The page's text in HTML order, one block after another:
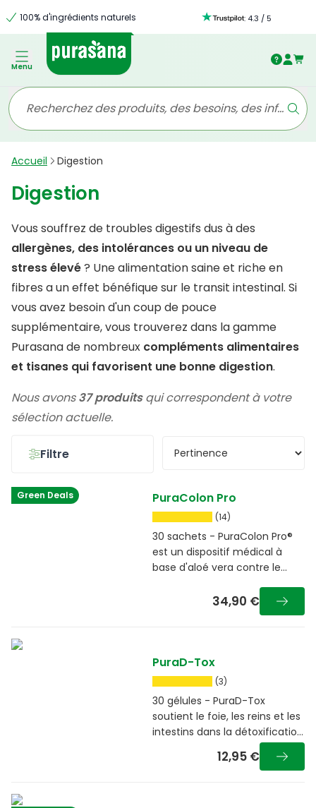
100% d'ingrédients naturels : 4.3 /5
Menu
Accueil Digestion
Digestion
Vous souffrez de troubles digestifs dus à des
allergènes, des intolérances ou un niveau de
stress élevé? Une alimentation saine et riche en
fibres a un effet bénéfique sur le transit intestinal. Si
vous avez besoin d'un coup de pouce
supplémentaire, vous trouverez dans la gamme
Purasana de nombreux compléments alimentaires
et tisanes qui favorisent une bonne digestion.
Nous avons37 produitsqui correspondent à votre
sélection actuelle.
Filtre
Green Deals PuraColon Pro
(14)
30 sachets - PuraColon Pro®
est un dispositif médical à
base d'aloé vera contre le
34,90 €
PuraD-Tox
(3)
30 gélules - PuraD-Tox
soutient le foie, les reins et les
intestins dans la détoxification
12,95 €